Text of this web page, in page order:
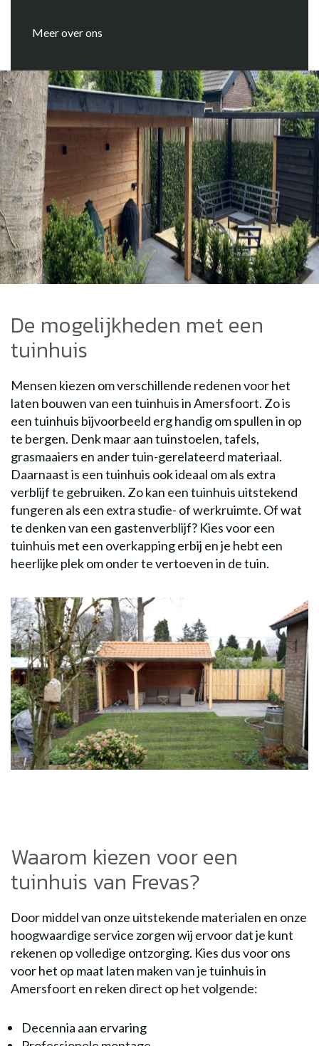
Meer over ons
De mogelijkheden met een
tuinhuis
Mensen kiezen om verschillende redenen voor het
laten bouwen van een tuinhuis in Amersfoort. Zo is
een tuinhuis bijvoorbeeld erg handig om spullen in op
te bergen. Denk maar aan tuinstoelen, tafels,
grasmaaiers en ander tuin-gerelateerd materiaal.
Daarnaast is een tuinhuis ook ideaal om als extra
verblijf te gebruiken. Zo kan een tuinhuis uitstekend
fungeren als een extra studie- of werkruimte. Of wat
te denken van een gastenverblijf? Kies voor een
tuinhuis met een overkapping erbij en je hebt een
heerlijke plek om onder te vertoeven in de tuin.
Waarom kiezen voor een
tuinhuis van Frevas?
Door middel van onze uitstekende materialen en onze
hoogwaardige service zorgen wij ervoor dat je kunt
rekenen op volledige ontzorging. Kies dus voor ons
voor het op maat laten maken van je tuinhuis in
Amersfoort en reken direct op het volgende:
Decennia aan ervaring